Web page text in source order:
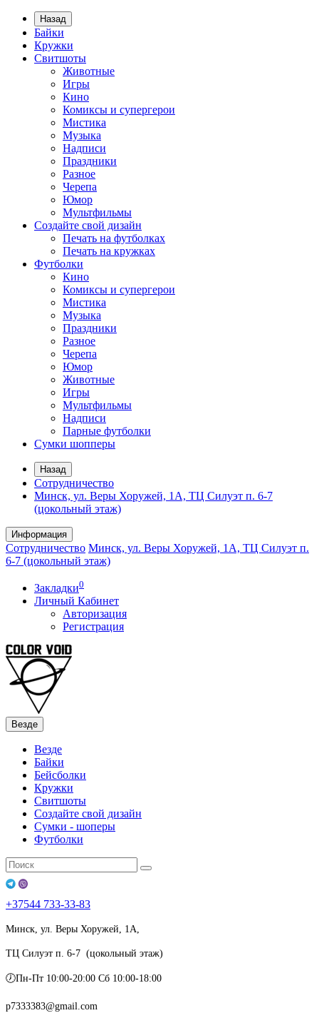
Назад
Байки
Кружки
Свитшоты
Животные
Игры
Кино
Комиксы и супергерои
Мистика
Музыка
Надписи
Праздники
Разное
Черепа
Юмор
Мультфильмы
Создайте свой дизайн
Печать на футболках
Печать на кружках
Футболки
Кино
Комиксы и супергерои
Мистика
Музыка
Праздники
Разное
Черепа
Юмор
Животные
Игры
Мультфильмы
Надписи
Парные футболки
Сумки шопперы
Назад
Сотрудничество
Минск, ул. Веры Хоружей, 1А, ТЦ Силуэт п. 6-7
(цокольный этаж)
Информация
Сотрудничество Минск, ул. Веры Хоружей, 1А, ТЦ Силуэт п.
6-7 (цокольный этаж)
Закладки0
Личный Кабинет
Авторизация
Регистрация
Везде
Везде
Байки
Бейсболки
Кружки
Свитшоты
Создайте свой дизайн
Сумки - шоперы
Футболки
+37544 733-33-83
Минск, ул. Веры Хоружей, 1А,
ТЦ Силуэт п. 6-7 (цокольный этаж)
🕖Пн-Пт 10:00-20:00 Сб 10:00-18:00
p7333383@gmail.com